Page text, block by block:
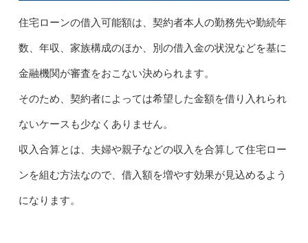
住宅ローンの借入可能額は、契約者本人の勤務先や勤続年
数、年収、家族構成のほか、別の借入金の状況などを基に
金融機関が審査をおこない決められます。
そのため、契約者によっては希望した金額を借り入れられ
ないケースも少なくありません。
収入合算とは、夫婦や親子などの収入を合算して住宅ロー
ンを組む方法なので、借入額を増やす効果が見込めるよう
になります。